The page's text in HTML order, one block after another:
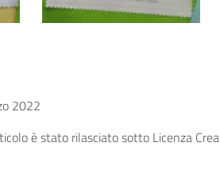
2022
è stato rilasciato sotto Licenza